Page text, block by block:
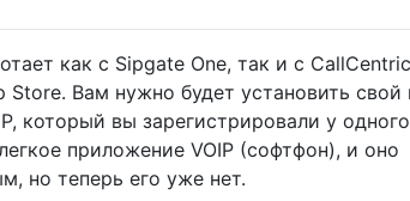
как с Sipgate One, так и с
Store. Вам нужно будет установить свой
который вы зарегистрировали у
приложение VOIP (софтфон), и оно
но теперь его уже нет.